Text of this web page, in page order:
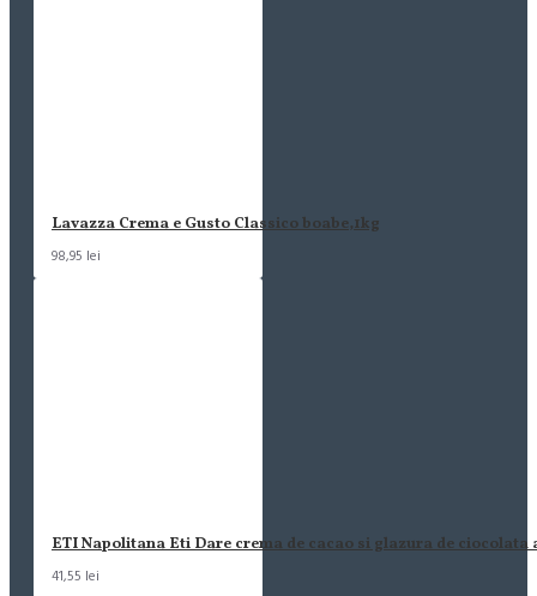
Lavazza Crema e Gusto Classico boabe,1kg
98,95 lei
ETI Napolitana Eti Dare crema de cacao si glazura de ciocolata
41,55 lei